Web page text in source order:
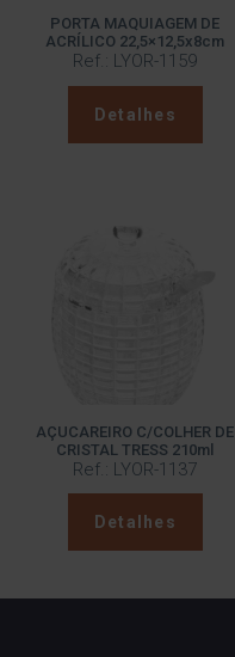
PORTA MAQUIAGEM DE
ACRÍLICO 22,5×12,5x8cm
Ref.: LYOR-1159
Detalhes
AÇUCAREIRO C/COLHER DE
CRISTAL TRESS 210ml
Ref.: LYOR-1137
Detalhes